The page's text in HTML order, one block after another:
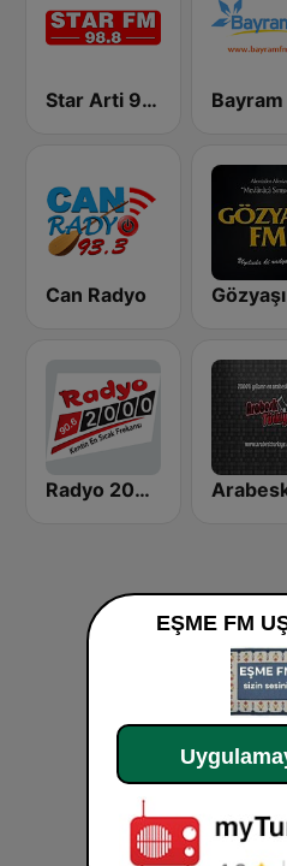
Star Arti 98.8 FM Bayram
Can Radyo
Radyo 2000 FM
EŞME FM